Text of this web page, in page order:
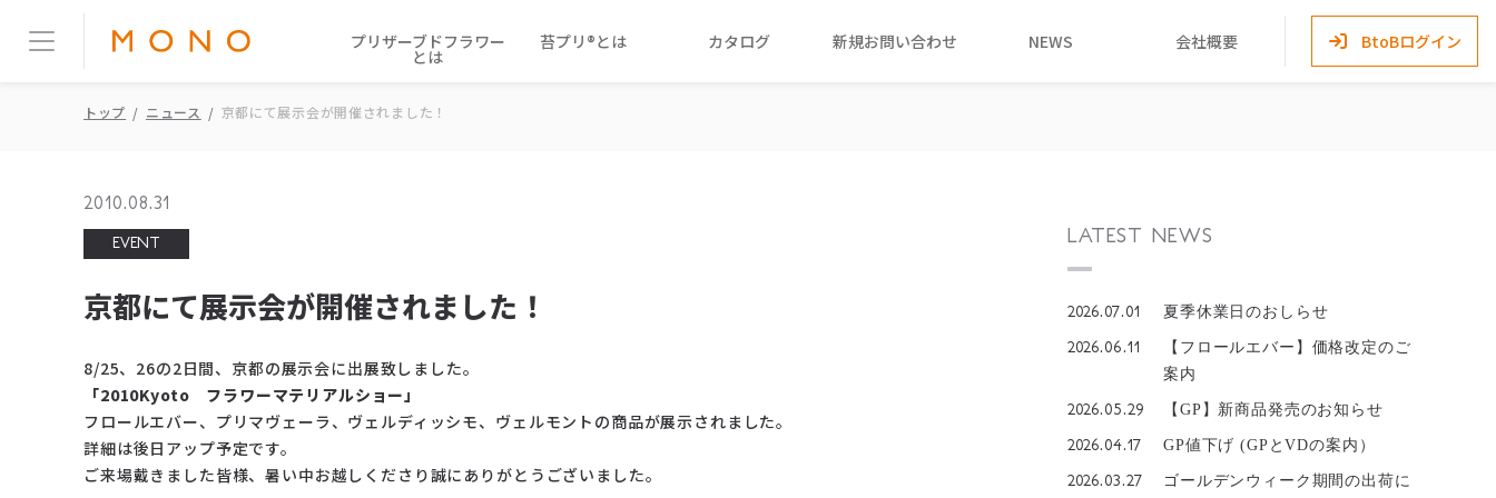
プリザーブドフラワー
とは
苔プリ®とは カタログ 新規お問い合わせ NEWS 会社概要 BtoBログイン
トップ ニュース 京都にて展示会が開催されました！
2010.08.31
EVENT
京都にて展示会が開催されました！
8/25、26の2日間、京都の展示会に出展致しました。
「2010Kyoto フラワーマテリアルショー」
フロールエバー、プリマヴェーラ、ヴェルディッシモ、ヴェルモントの商品が展示されました。
詳細は後日アップ予定です。
ご来場戴きました皆様、暑い中お越しくださり誠にありがとうございました。
LATEST NEWS
2026.07.01 夏季休業日のおしらせ
2026.06.11
【フロールエバー】価格改定のご
案内
2026.05.29 【GP】新商品発売のお知らせ
2026.04.17 GP値下げ (GPとVDの案内）
2026.03.27
ゴールデンウィーク期間の出荷に